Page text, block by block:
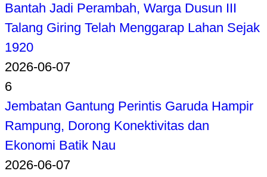
Bantah Jadi Perambah, Warga Dusun III
Talang Giring Telah Menggarap Lahan Sejak
1920
2026-06-07
6
Jembatan Gantung Perintis Garuda Hampir
Rampung, Dorong Konektivitas dan
Ekonomi Batik Nau
2026-06-07